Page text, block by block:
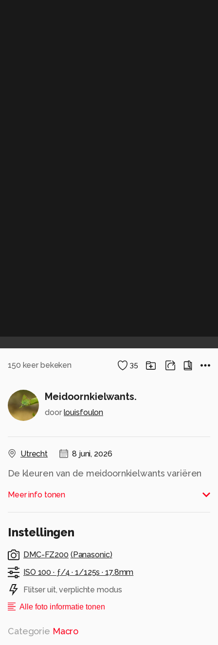
150 keer bekeken 35
Meidoornkielwants.
door louisfoulon
Utrecht 8 juni, 2026
De kleuren van de meidoornkielwants variëren
meidoornkielwants kan een kleine twee
centimeter lang worden.
Alle rechten voorbehouden
Meer info tonen
Instellingen
DMC-FZ200 ( Panasonic)
ISO 100 · ƒ/4 ·1/125s ·17.8mm
Flitser uit, verplichte modus
Alle foto informatie tonen
Categorie Macro